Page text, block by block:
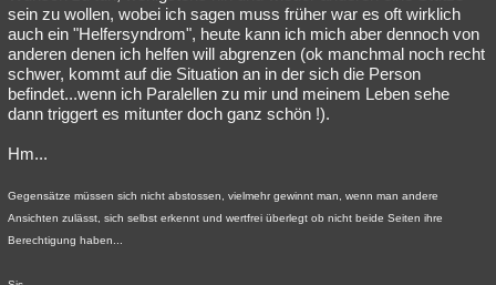
sein zu wollen, wobei ich sagen muss früher war es oft wirklich
auch ein "Helfersyndrom", heute kann ich mich aber dennoch von
anderen denen ich helfen will abgrenzen (ok manchmal noch recht
schwer, kommt auf die Situation an in der sich die Person
befindet...wenn ich Paralellen zu mir und meinem Leben sehe
dann triggert es mitunter doch ganz schön !).
Hm...
Gegensätze müssen sich nicht abstossen, vielmehr gewinnt man, wenn man andere
Ansichten zulässt, sich selbst erkennt und wertfrei überlegt ob nicht beide Seiten ihre
Berechtigung haben...